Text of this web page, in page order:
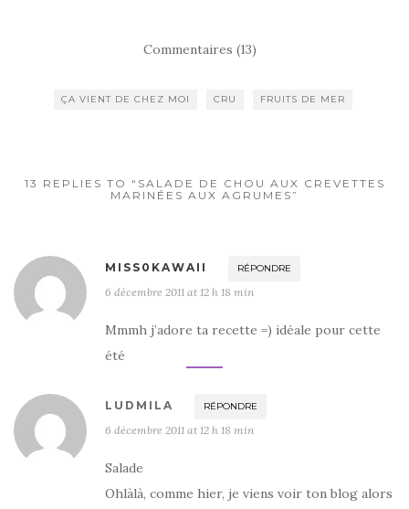
b
k
r
ta
er
Commentaires (13)
ÇA VIENT DE CHEZ MOI CRU FRUITS DE MER
13 REPLIES TO “SALADE DE CHOU AUX CREVETTES
MARINÉES AUX AGRUMES”
MISS0KAWAII RÉPONDRE
6 décembre 2011 at 12 h 18 min
Mmmh j’adore ta recette =) idéale pour cette
été
LUDMILA RÉPONDRE
6 décembre 2011 at 12 h 18 min
Salade
Ohlàlà, comme hier, je viens voir ton blog alors